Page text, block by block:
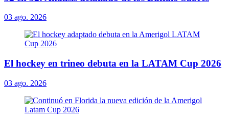
03 ago. 2026
El hockey en trineo debuta en la LATAM Cup 2026
03 ago. 2026